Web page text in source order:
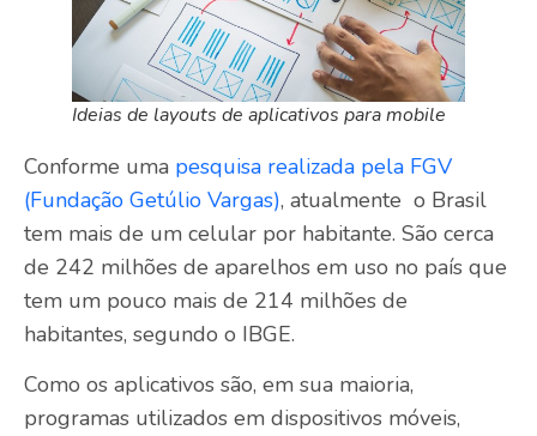
Ideias de layouts de aplicativos para mobile
Conforme uma pesquisa realizada pela FGV
(Fundação Getúlio Vargas), atualmente o Brasil
tem mais de um celular por habitante. São cerca
de 242 milhões de aparelhos em uso no país que
tem um pouco mais de 214 milhões de
habitantes, segundo o IBGE.
Como os aplicativos são, em sua maioria,
programas utilizados em dispositivos móveis,